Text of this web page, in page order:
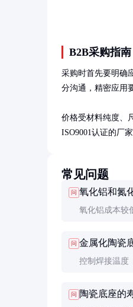
B2B采购指南
采购时首先要明确
分沟通，精密应用
价格受材料纯度、
ISO9001认证的厂
常见问题
问 氧化铝和氮
氧化铝成本较
问 金属化陶瓷
控制焊接温度
问 陶瓷底座的